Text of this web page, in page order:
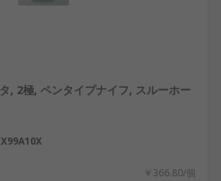
, 2極, ペンタイプナイフ, スルーホー
￥366.80/個